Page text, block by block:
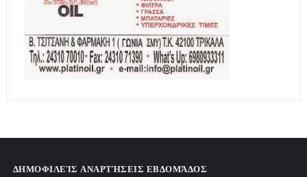
ΔΗΜΟΦΙΛΕΊΣ ΑΝΑΡΤΉΣΕΙΣ ΕΒΔΟΜΆΔΟΣ